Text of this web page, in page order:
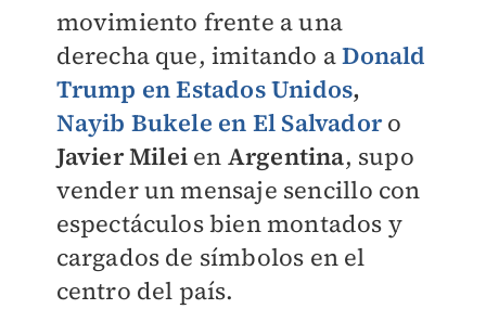
movimiento frente a una
derecha que, imitando aDonald
Trump enEstados Unidos,
Nayib Bukele en El Salvador o
Javier Milei en Argentina, supo
vender un mensaje sencillo con
espectáculos bien montados y
cargados de símbolos en el
centro del país.